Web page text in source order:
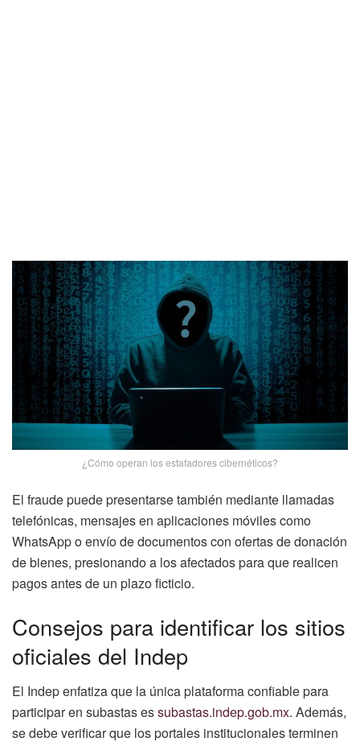
¿Cómo operan los estafadores cibernéticos?
El fraude puede presentarse también mediante llamadas
telefónicas, mensajes en aplicaciones móviles como
WhatsApp o envío de documentos con ofertas de donación
de bienes, presionando a los afectados para que realicen
pagos antes de un plazo ficticio.
Consejos para identificar los sitios
oficiales del Indep
El Indep enfatiza que la única plataforma confiable para
participar en subastas essubastas.indep.gob.mx. Además,
se debe verificar que los portales institucionales terminen